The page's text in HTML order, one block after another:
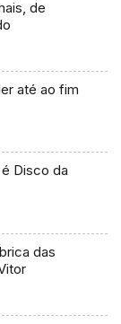
de
até ao fim
Disco da
das